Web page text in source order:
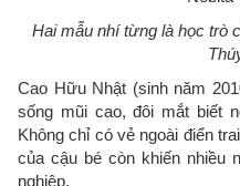
Hai mẫu nhí từng là học trò
Cao Hữu Nhật (sinh năm
sống mũi cao, đôi mắt biết
Không chỉ có vẻ ngoài điển
của cậu bé còn khiến nhiều
nghiệp.